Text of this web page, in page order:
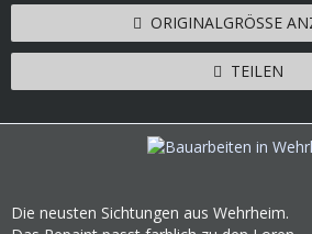
ORIGINALGRÖSSE
TEILEN
Die neusten Sichtungen aus Wehrheim.